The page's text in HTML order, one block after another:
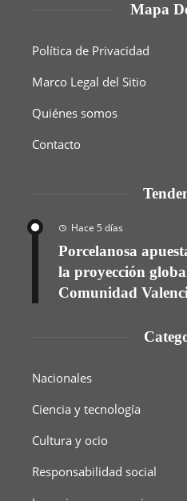
Mapa
Política de Privacidad
Marco Legal del Sitio
Quiénes somos
Contacto
Hace 5 días
Porcelanosa
la proyección
Comunidad
Nacionales
Ciencia y tecnología
Cultura y ocio
Responsabilidad social